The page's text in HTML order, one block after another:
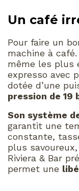
Un café
Pour faire un
machine à
même les plus
expresso avec
dotée d’une
pression de 19
Son système
garantit une
constante,
plus
Riviera & Bar
permet une